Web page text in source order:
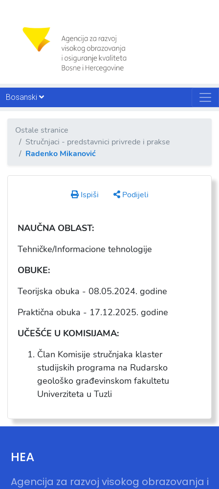
Bosanski
Ostale stranice
Stručnjaci - predstavnici privrede i prakse
Radenko Mikanović
Ispiši Podijeli
NAUČNA OBLAST:
Tehničke/Informacione tehnologije
OBUKE:
Teorijska obuka - 08.05.2024. godine
Praktična obuka - 17.12.2025. godine
UČEŠĆE U KOMISIJAMA:
Član Komisije stručnjaka klaster
studijskih programa na Rudarsko
geološko građevinskom fakultetu
Univerziteta u Tuzli
HEA
Agencija za razvoj visokog obrazovanja i